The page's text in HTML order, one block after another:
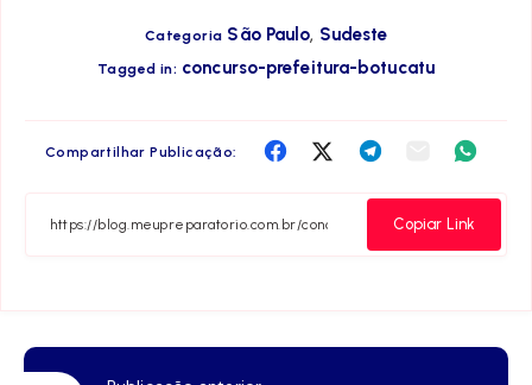
Categoria São Paulo, Sudeste
Tagged in: concurso-prefeitura-botucatu
Compartilhar Publicação:
Compartilha
Facebook
CompartilhaCompartilha
Telegram
Compartilha
Email
Copiar Link